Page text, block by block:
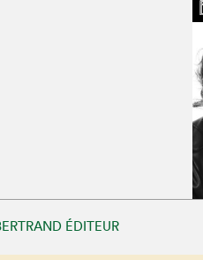
ÉDITEUR